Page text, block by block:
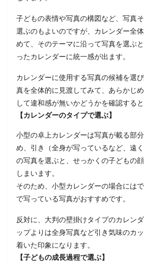
子どもの表情や写真の構図など、写真
選ぶのもよいのですが、カレンダー全
めて、そのテーマに沿って写真を選ぶ
ったカレンダーに統一感が出ます。
カレンダーに使用する写真の候補を選
真を全体的に見渡してみて、あらかじ
して違和感が無いかどうかを確認すると
【カレンダーのタイプで選ぶ】
小型の卓上カレンダーは写真が載る部
め、引き（全身が写っているなど、遠く
の写真を選ぶと、せっかくの子どもの
しまいます。
そのため、小型カレンダーの場合には
で写っている写真がおすすめです。
反対に、大判の壁掛けタイプのカレン
ップよりは全身写真など引き気味のカ
着いた印象になります。
【子どもの成長過程で選ぶ】